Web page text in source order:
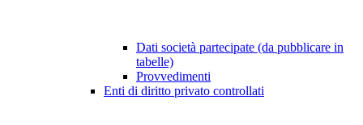
Dati società partecipate (da pubblicare in
tabelle)
Provvedimenti
Enti di diritto privato controllati